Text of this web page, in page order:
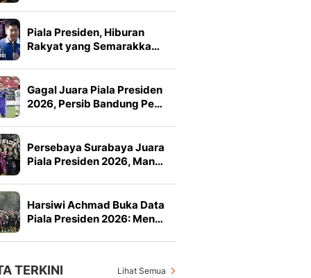
Piala Presiden, Hiburan
Rakyat yang Semarakka…
Gagal Juara Piala Presiden
2026, Persib Bandung Pe…
Persebaya Surabaya Juara
Piala Presiden 2026, Man…
Harsiwi Achmad Buka Data
Piala Presiden 2026: Men…
TERKINI Lihat Semua